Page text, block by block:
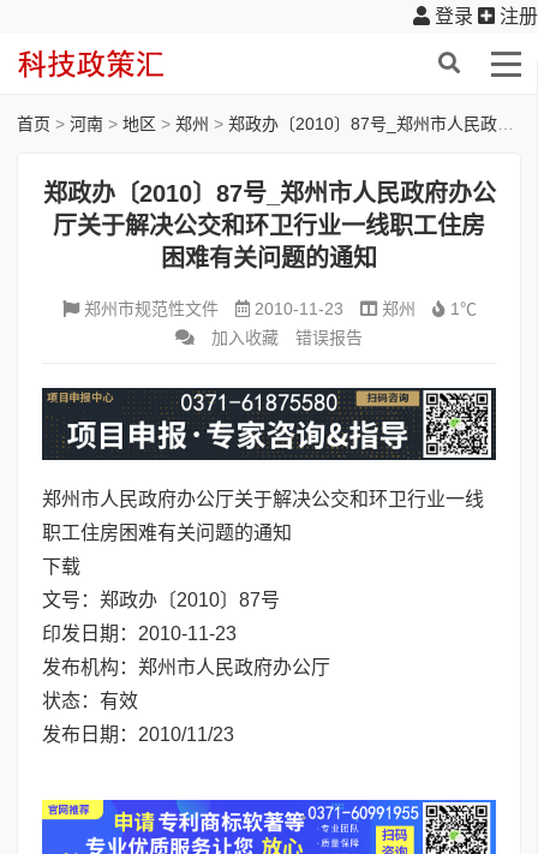
登录 注册
首页 > 河南 > 地区 > 郑州 > 郑政办〔2010〕87号_郑州市人民政府办公厅关于解决公交和环卫行业一线职工住房困难有关问题的通知
郑政办〔2010〕87号_郑州市人民政府办公
厅关于解决公交和环卫行业一线职工住房
困难有关问题的通知
郑州市规范性文件 2010-11-23 郑州
1℃
加入收藏
错误报告
郑州市人民政府办公厅关于解决公交和环卫行业一线
职工住房困难有关问题的通知
下载
文号： 郑政办〔2010〕87号
印发日期： 2010-11-23
发布机构： 郑州市人民政府办公厅
状态： 有效
发布日期： 2010/11/23